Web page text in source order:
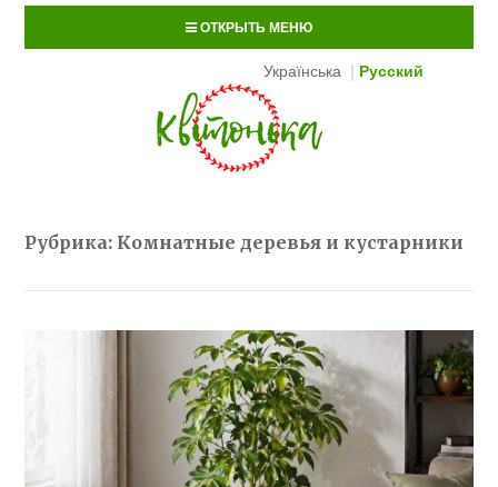
ОТКРЫТЬ МЕНЮ
Українська Русский
Рубрика: Комнатные деревья и кустарники